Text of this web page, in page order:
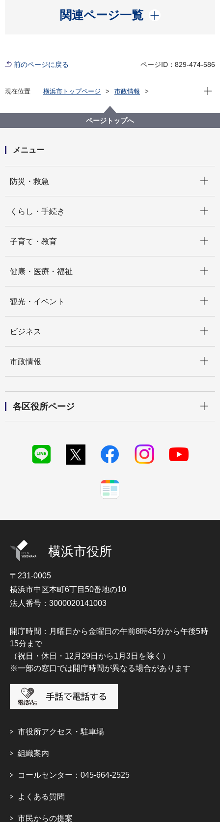
関連ページ一覧
開く
前のページに戻る ページID：829-474-586
現在位置 横浜市トップページ
市政情報
新型コロナワクチン３回目接種集団接種会場での接種
回数を増やします！
現在
ページトップへ
メニュー
防災・救急
くらし・手続き
子育て・教育
健康・医療・福祉
観光・イベント
ビジネス
市政情報
各区役所ページ
横浜市役所
〒231-0005
横浜市中区本町6丁目50番地の10
法人番号：3000020141003
開庁時間：月曜日から金曜日の午前8時45分から午後5時
15分まで
（祝日・休日・12月29日から1月3日を除く）
※一部の窓口では開庁時間が異なる場合があります
市役所アクセス・駐車場
組織案内
コールセンター：045-664-2525
よくある質問
市民からの提案